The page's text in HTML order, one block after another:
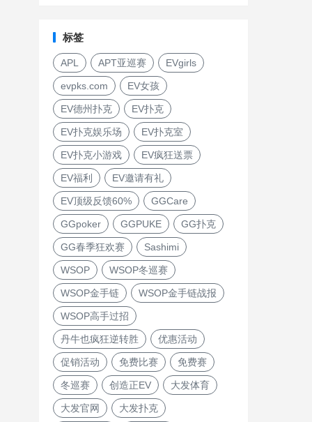
标签
APL APT亚巡赛 EVgirls
evpks.com EV女孩
EV德州扑克 EV扑克
EV扑克娱乐场 EV扑克室
EV扑克小游戏 EV疯狂送票
EV福利 EV邀请有礼
EV顶级反馈60% GGCare
GGpoker GGPUKE GG扑克
GG春季狂欢赛 Sashimi
WSOP WSOP冬巡赛
WSOP金手链 WSOP金手链战报
WSOP高手过招
丹牛也疯狂逆转胜 优惠活动
促销活动 免费比赛 免费赛
冬巡赛 创造正EV 大发体育
大发官网 大发扑克